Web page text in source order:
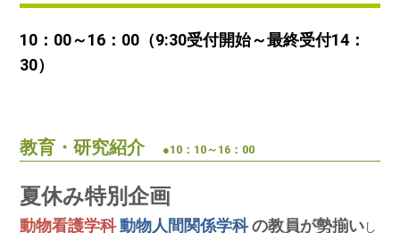
10：00～16：00（9:30受付開始～最終受付14：
30）
教育・研究紹介 ●10：10～16：00
夏休み特別企画
動物看護学科動物人間関係学科の教員が勢揃いし